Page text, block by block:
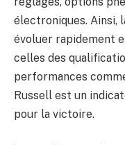
électroniques. Ainsi,
évoluer rapidement
celles des
performances
Russell est un
pour la victoire.